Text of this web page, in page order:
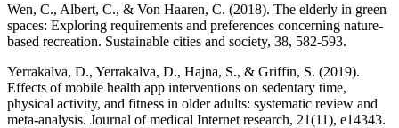
Wen, C., Albert, C., & Von Haaren, C. (2018). The elderly in green
spaces: Exploring requirements and preferences concerning nature-
based recreation. Sustainable cities and society, 38, 582-593.
Yerrakalva, D., Yerrakalva, D., Hajna, S., & Griffin, S. (2019).
Effects of mobile health app interventions on sedentary time,
physical activity, and fitness in older adults: systematic review and
meta-analysis. Journal of medical Internet research, 21(11), e14343.